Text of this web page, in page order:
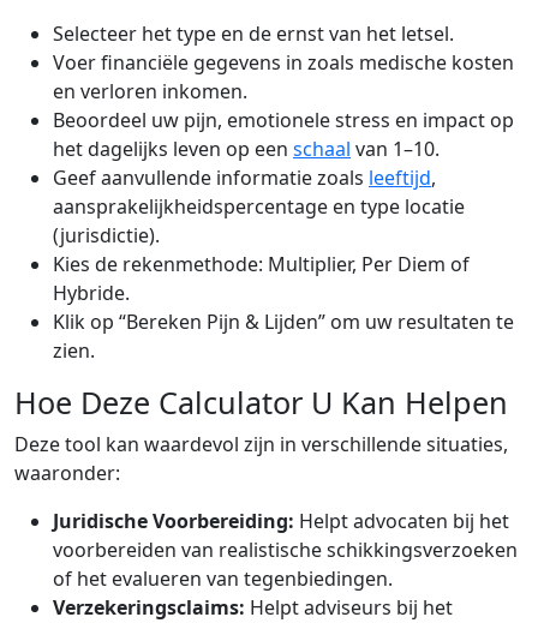
Selecteer het type en de ernst van het letsel.
Voer financiële gegevens in zoals medische kosten
en verloren inkomen.
Beoordeel uw pijn, emotionele stress en impact op
het dagelijks leven op een schaal van 1–10.
Geef aanvullende informatie zoals leeftijd,
aansprakelijkheidspercentage en type locatie
(jurisdictie).
Kies de rekenmethode: Multiplier, Per Diem of
Hybride.
Klik op “Bereken Pijn & Lijden” om uw resultaten te
zien.
Hoe Deze Calculator U Kan Helpen
Deze tool kan waardevol zijn in verschillende situaties,
waaronder:
Juridische Voorbereiding: Helpt advocaten bij het
voorbereiden van realistische schikkingsverzoeken
of het evalueren van tegenbiedingen.
Verzekeringsclaims: Helpt adviseurs bij het